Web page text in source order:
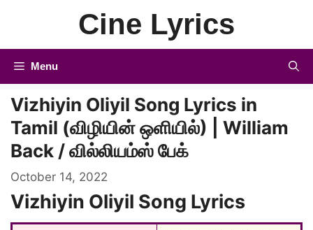
Cine Lyrics
Menu
Vizhiyin Oliyil Song Lyrics in
Tamil (விழியின் ஒளியில்) | William
Back / வில்லியம்ஸ் பேக்
October 14, 2022
Vizhiyin Oliyil Song Lyrics